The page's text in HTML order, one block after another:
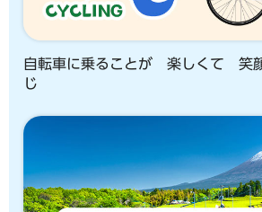
自転車に乗ることが 楽しくて 笑
じ